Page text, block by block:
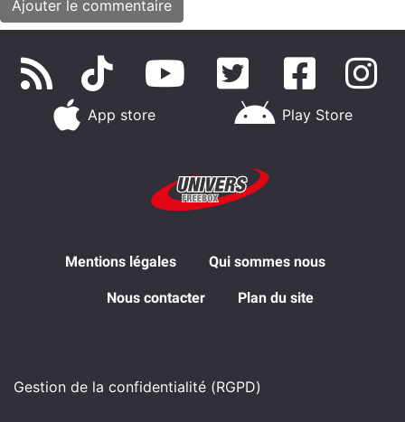
App store Play Store
Mentions légales Qui sommes nous
Nous contacter Plan du site
Gestion de la confidentialité (RGPD)